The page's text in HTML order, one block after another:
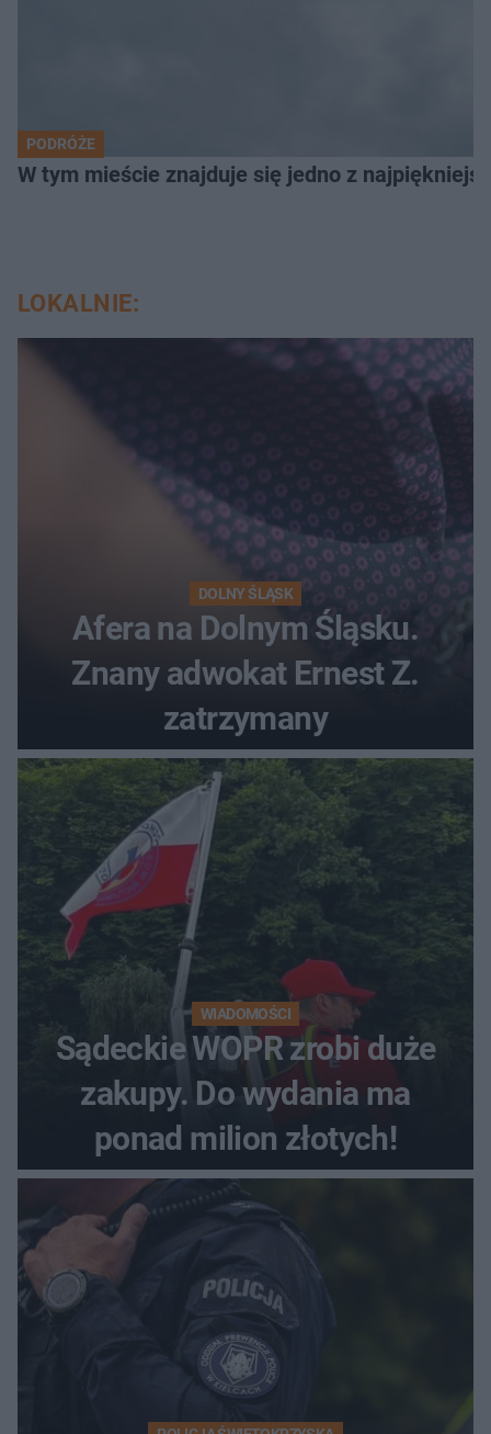
PODRÓŻE
W tym mieście znajduje się jedno z
LOKALNIE:
DOLNY ŚLĄSK
Afera na Dolnym Śląsku.
Znany adwokat Ernest Z.
zatrzymany
WIADOMOŚCI
Sądeckie WOPR zrobi duże
zakupy. Do wydania ma
ponad milion złotych!